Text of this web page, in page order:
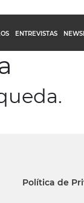
ENTREVISTAS
Política de